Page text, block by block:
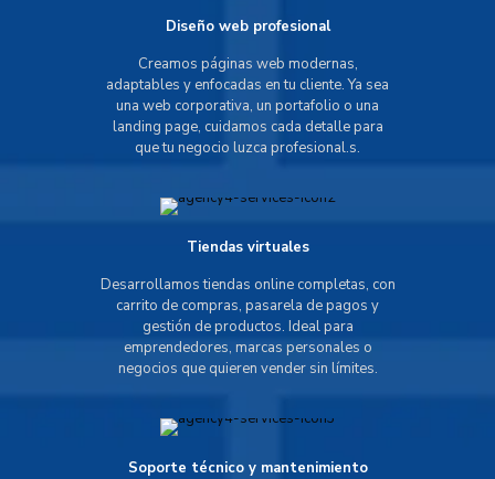
Diseño web profesional
Creamos páginas web modernas,
adaptables y enfocadas en tu cliente. Ya sea
una web corporativa, un portafolio o una
landing page, cuidamos cada detalle para
que tu negocio luzca profesional.s.
Tiendas virtuales
Desarrollamos tiendas online completas, con
carrito de compras, pasarela de pagos y
gestión de productos. Ideal para
emprendedores, marcas personales o
negocios que quieren vender sin límites.
Soporte técnico y mantenimiento